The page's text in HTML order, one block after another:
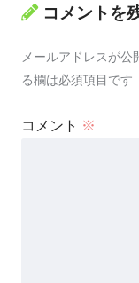
コメントを
メールアドレスが公
る欄は必須項目です
コメント ※